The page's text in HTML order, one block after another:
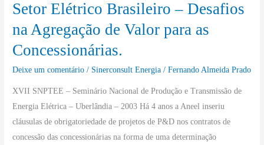
Setor Elétrico Brasileiro – Desafios
na Agregação de Valor para as
Concessionárias.
Deixe um comentário / Sinerconsult Energia /Fernando Almeida Prado
XVII SNPTEE – Seminário Nacional de Produção e Transmissão de
Energia Elétrica – Uberlândia – 2003 Há 4 anos a Aneel inseriu
cláusulas de obrigatoriedade de projetos de P&D nos contratos de
concessão das concessionárias na forma de uma determinação
Desenvolvimento
no
Setor
–
Desafios
na
Agregação